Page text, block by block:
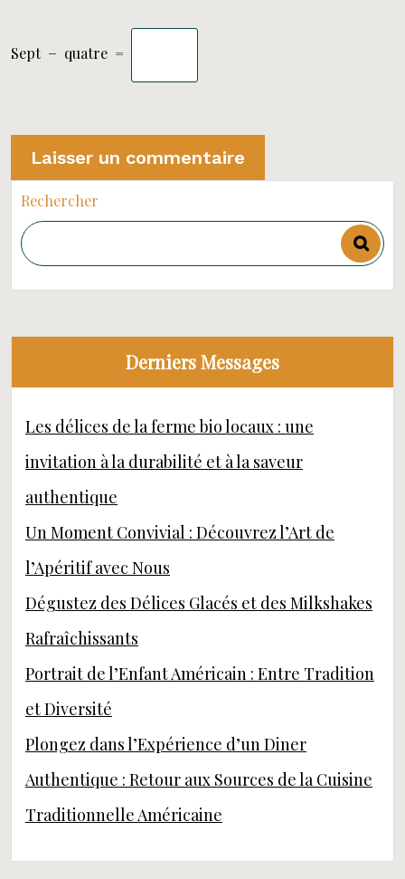
Sept − quatre =
Rechercher
Derniers Messages
Les délices de la ferme bio locaux : une
invitation à la durabilité et à la saveur
authentique
Un Moment Convivial : Découvrez l’Art de
l’Apéritif avec Nous
Dégustez des Délices Glacés et des Milkshakes
Rafraîchissants
Portrait de l’Enfant Américain : Entre Tradition
et Diversité
Plongez dans l’Expérience d’un Diner
Authentique : Retour aux Sources de la Cuisine
Traditionnelle Américaine